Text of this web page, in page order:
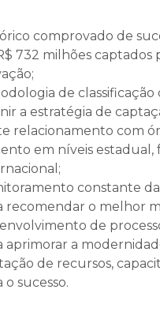
comprovado de
732 milhões captados
de
a estratégia de
relacionamento com
em níveis estadual,
constante
recomendar o melhor
de
aprimorar a
de recursos,
o sucesso.